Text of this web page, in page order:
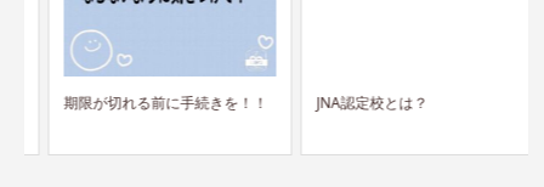
期限が切れる前に手続きを！！ JNA認定校とは？